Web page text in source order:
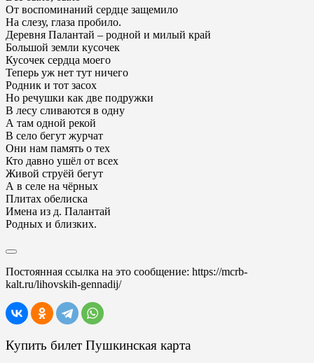
От воспоминаний сердце защемило
На слезу, глаза пробило.
Деревня Палантай – родной и милый край
Большой земли кусочек
Кусочек сердца моего
Теперь уж нет тут ничего
Родник и тот засох
Но речушки как две подружки
В лесу сливаются в одну
А там одной рекой
В село бегут журчат
Они нам память о тех
Кто давно ушёл от всех
Живой струёй бегут
А в селе на чёрных
Плитах обелиска
Имена из д. Палантай
Родных и близких.
Постоянная ссылка на это сообщение: https://mcrb-
kalt.ru/lihovskih-gennadij/
Купить билет Пушкинская карта